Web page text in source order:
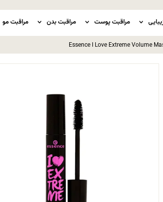
مراقبت پوست مراقبت بدن مراقبت مو